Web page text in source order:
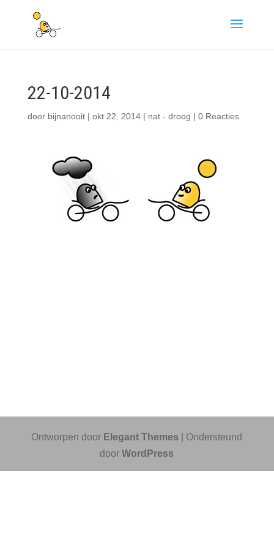
22-10-2014
door bijnanooit| okt 22, 2014| nat - droog | 0 Reacties
Ontworpen door Elegant Themes | Ondersteund
doorWordPress